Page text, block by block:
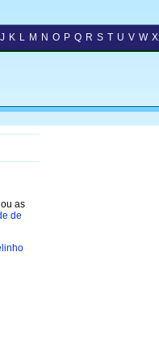
J K L M N O P Q R S T U V W X
as
de